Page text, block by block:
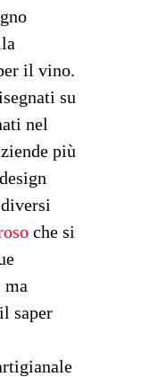
il vino.
su
nel
più
che si
saper